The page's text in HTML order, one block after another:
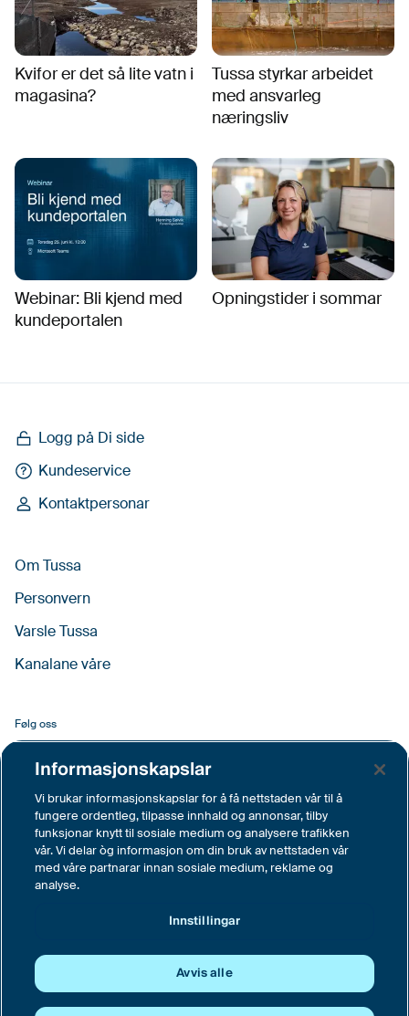
Kvifor er det så lite vatn i
magasina?
Tussa styrkar arbeidet
med ansvarleg
næringsliv
Webinar: Bli kjend med
kundeportalen
Opningstider i sommar
Logg på Di side
Kundeservice
Kontaktpersonar
Om Tussa
Personvern
Varsle Tussa
Kanalane våre
Følg oss
LinkedIn
YouTube
Instagram
Vimeo
© Tussa Kraft AS, Langemyra 6, 6160 Hovdebygda
Sentralbord tlf. 70 04 62 00
Informasjonskapslar
Vi brukar informasjonskapslar for å få nettstaden vår til å
fungere ordentleg, tilpasse innhald og annonsar, tilby
funksjonar knytt til sosiale medium og analysere trafikken
vår. Vi delar òg informasjon om din bruk av nettstaden vår
med våre partnarar innan sosiale medium, reklame og
analyse.
Innstillingar
Avvis alle